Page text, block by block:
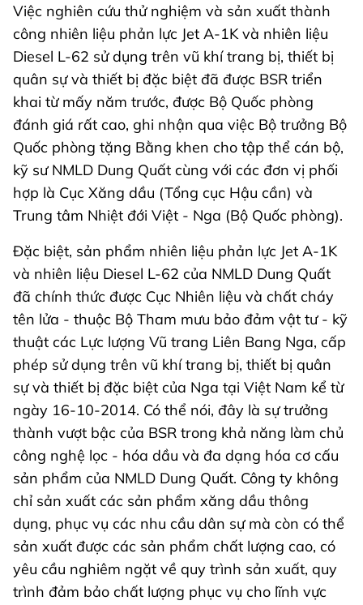
Việc nghiên cứu thử nghiệm và sản xuất thành
công nhiên liệu phản lực Jet A-1K và nhiên liệu
Diesel L-62 sử dụng trên vũ khí trang bị, thiết bị
quân sự và thiết bị đặc biệt đã được BSR triển
khai từ mấy năm trước, được Bộ Quốc phòng
đánh giá rất cao, ghi nhận qua việc Bộ trưởng Bộ
Quốc phòng tặng Bằng khen cho tập thể cán bộ,
kỹ sư NMLD Dung Quất cùng với các đơn vị phối
hợp là Cục Xăng dầu (Tổng cục Hậu cần) và
Trung tâm Nhiệt đới Việt - Nga (Bộ Quốc phòng).
Đặc biệt, sản phẩm nhiên liệu phản lực Jet A-1K
và nhiên liệu Diesel L-62 của NMLD Dung Quất
đã chính thức được Cục Nhiên liệu và chất cháy
tên lửa - thuộc Bộ Tham mưu bảo đảm vật tư - kỹ
thuật các Lực lượng Vũ trang Liên Bang Nga, cấp
phép sử dụng trên vũ khí trang bị, thiết bị quân
sự và thiết bị đặc biệt của Nga tại Việt Nam kể từ
ngày 16-10-2014. Có thể nói, đây là sự trưởng
thành vượt bậc của BSR trong khả năng làm chủ
công nghệ lọc - hóa dầu và đa dạng hóa cơ cấu
sản phẩm của NMLD Dung Quất. Công ty không
chỉ sản xuất các sản phẩm xăng dầu thông
dụng, phục vụ các nhu cầu dân sự mà còn có thể
sản xuất được các sản phẩm chất lượng cao, có
yêu cầu nghiêm ngặt về quy trình sản xuất, quy
trình đảm bảo chất lượng phục vụ cho lĩnh vực